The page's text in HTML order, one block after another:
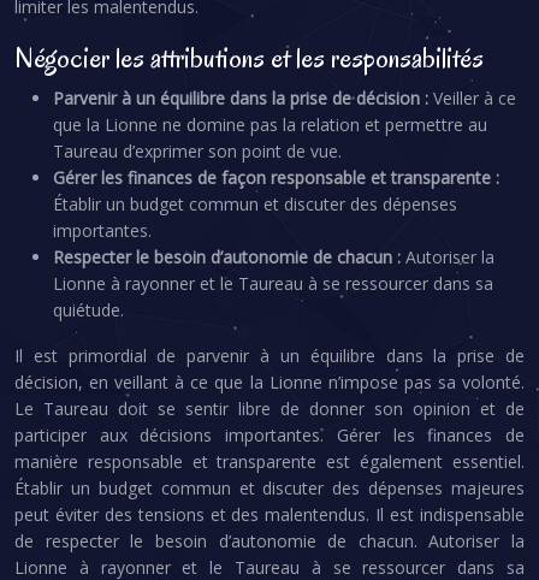
limiter les malentendus.
Négocier les attributions et les responsabilités
Parvenir à un équilibre dans la prise de décision : Veiller à ce
que la Lionne ne domine pas la relation et permettre au
Taureau d’exprimer son point de vue.
Gérer les finances de façon responsable et transparente :
Établir un budget commun et discuter des dépenses
importantes.
Respecter le besoin d’autonomie de chacun : Autoriser la
Lionne à rayonner et le Taureau à se ressourcer dans sa
quiétude.
Il est primordial de parvenir à un équilibre dans la prise de
décision, en veillant à ce que la Lionne n’impose pas sa volonté.
Le Taureau doit se sentir libre de donner son opinion et de
participer aux décisions importantes. Gérer les finances de
manière responsable et transparente est également essentiel.
Établir un budget commun et discuter des dépenses majeures
peut éviter des tensions et des malentendus. Il est indispensable
de respecter le besoin d’autonomie de chacun. Autoriser la
Lionne à rayonner et le Taureau à se ressourcer dans sa